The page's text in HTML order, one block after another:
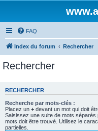
FAQ
Index du forum Rechercher
Rechercher
RECHERCHER
Recherche par mots-clés :
Placez un + devant un mot qui doit
Saisissez une suite de mots séparés
mots doit être trouvé. Utilisez le
partielles.